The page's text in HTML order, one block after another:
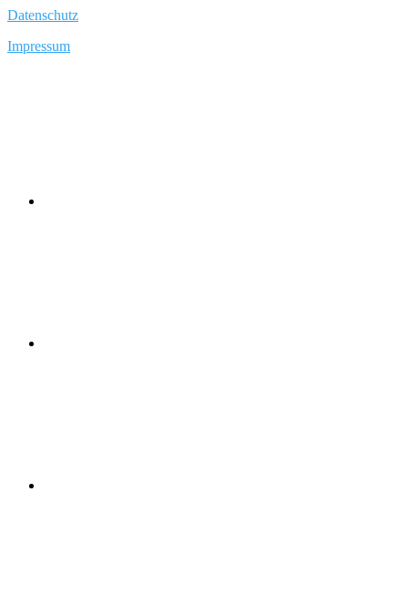
Datenschutz
Impressum